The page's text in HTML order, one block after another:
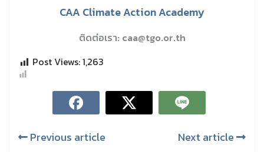
CAA Climate Action Academy
ติดต่อเรา: caa@tgo.or.th
Post Views:1,263
Previous article Next article